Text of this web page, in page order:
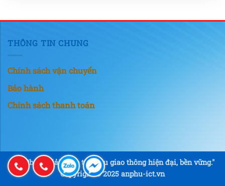
THÔNG TIN CHUNG
Chính sách vận chuyển
Bảo hành
Chính sách thanh toán
"An Phú – Giải pháp tín hiệu giao thông hiện đại, bền vững."
Copyright © 2025 anphu-ict.vn